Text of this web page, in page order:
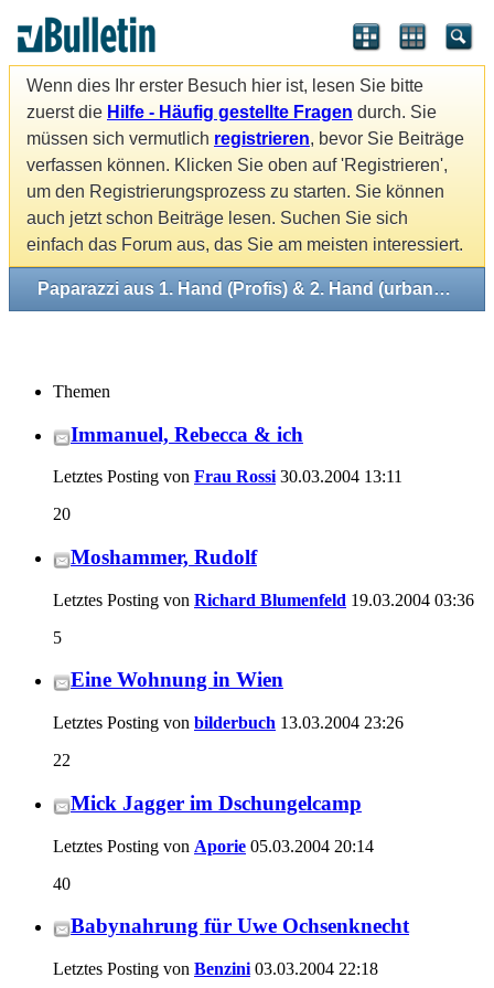
Wenn dies Ihr erster Besuch hier ist, lesen Sie bitte
zuerst die Hilfe - Häufig gestellte Fragen durch. Sie
müssen sich vermutlich registrieren, bevor Sie Beiträge
verfassen können. Klicken Sie oben auf 'Registrieren',
um den Registrierungsprozess zu starten. Sie können
auch jetzt schon Beiträge lesen. Suchen Sie sich
einfach das Forum aus, das Sie am meisten interessiert.
Paparazzi aus 1. Hand (Profis) & 2. Hand (urbane Mythen)
Themen
Immanuel, Rebecca & ich
Letztes Posting von Frau Rossi 30.03.2004 13:11
20
Moshammer, Rudolf
Letztes Posting von Richard Blumenfeld 19.03.2004 03:36
5
Eine Wohnung in Wien
Letztes Posting von bilderbuch 13.03.2004 23:26
22
Mick Jagger im Dschungelcamp
Letztes Posting von Aporie 05.03.2004 20:14
40
Babynahrung für Uwe Ochsenknecht
Letztes Posting von Benzini 03.03.2004 22:18